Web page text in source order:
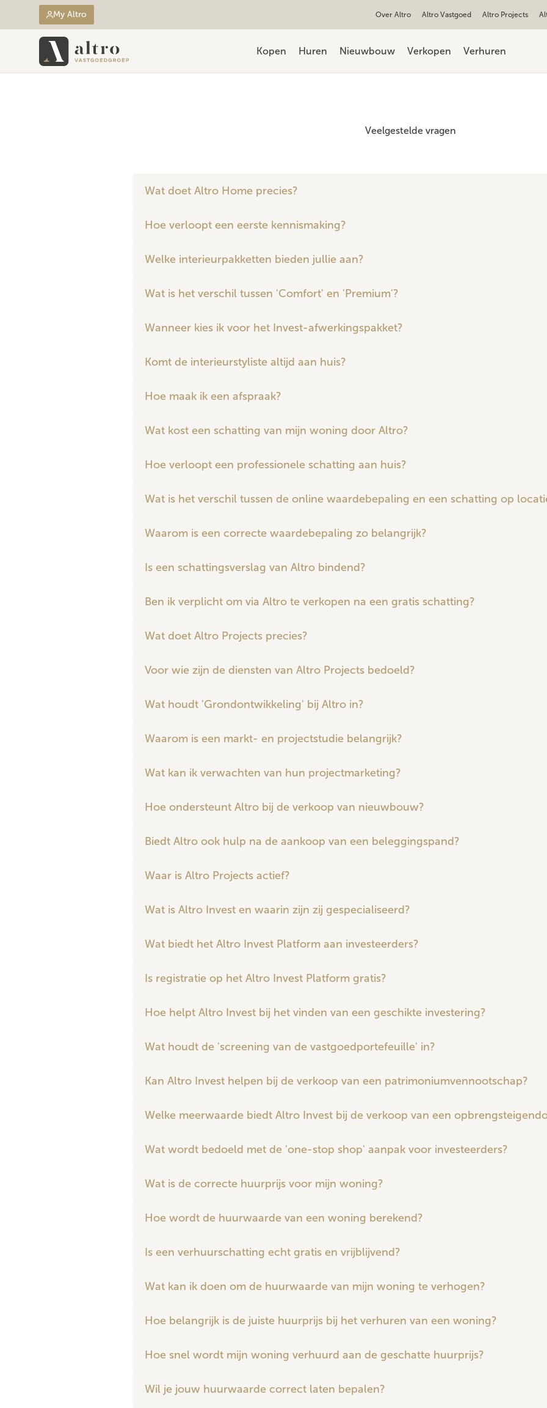
My Altro Over Altro Altro Vastgoed Altro Projects
Kopen Huren Nieuwbouw Verkopen Verhuren
Veelgestelde vragen
Wat doet Altro Home precies?
Hoe verloopt een eerste kennismaking?
Welke interieurpakketten bieden jullie aan?
Wat is het verschil tussen 'Comfort' en 'Premium'?
Wanneer kies ik voor het Invest-afwerkingspakket?
Komt de interieurstyliste altijd aan huis?
Hoe maak ik een afspraak?
Wat kost een schatting van mijn woning door Altro?
Hoe verloopt een professionele schatting aan huis?
Wat is het verschil tussen de online waardebepaling en een schatting op
Waarom is een correcte waardebepaling zo belangrijk?
Is een schattingsverslag van Altro bindend?
Ben ik verplicht om via Altro te verkopen na een gratis schatting?
Wat doet Altro Projects precies?
Voor wie zijn de diensten van Altro Projects bedoeld?
Wat houdt 'Grondontwikkeling' bij Altro in?
Waarom is een markt- en projectstudie belangrijk?
Wat kan ik verwachten van hun projectmarketing?
Hoe ondersteunt Altro bij de verkoop van nieuwbouw?
Biedt Altro ook hulp na de aankoop van een beleggingspand?
Waar is Altro Projects actief?
Wat is Altro Invest en waarin zijn zij gespecialiseerd?
Wat biedt het Altro Invest Platform aan investeerders?
Is registratie op het Altro Invest Platform gratis?
Hoe helpt Altro Invest bij het vinden van een geschikte investering?
Wat houdt de 'screening van de vastgoedportefeuille' in?
Kan Altro Invest helpen bij de verkoop van een patrimoniumvennootschap?
Welke meerwaarde biedt Altro Invest bij de verkoop van een
Wat wordt bedoeld met de 'one-stop shop' aanpak voor investeerders?
Wat is de correcte huurprijs voor mijn woning?
Hoe wordt de huurwaarde van een woning berekend?
Is een verhuurschatting echt gratis en vrijblijvend?
Wat kan ik doen om de huurwaarde van mijn woning te verhogen?
Hoe belangrijk is de juiste huurprijs bij het verhuren van een woning?
Hoe snel wordt mijn woning verhuurd aan de geschatte huurprijs?
Wil je jouw huurwaarde correct laten bepalen?